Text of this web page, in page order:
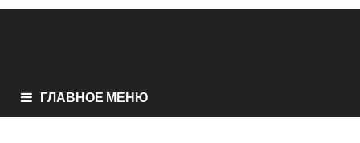
ГЛАВНОЕ МЕНЮ